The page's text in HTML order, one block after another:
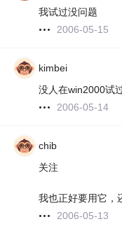
我试过没问题
2006-05-15
kimbei
没人在win2000试
2006-05-14
chib
关注
我也正好要用它，
2006-05-13